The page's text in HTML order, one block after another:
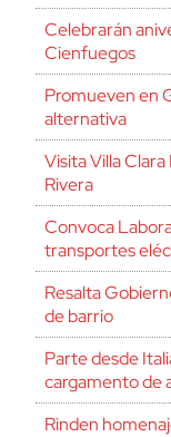
Celebrarán
Cienfuegos
Promueven en
alternativa
Visita Villa
Rivera
Convoca
transportes
Resalta
de barrio
Parte desde
cargamento de
Rinden